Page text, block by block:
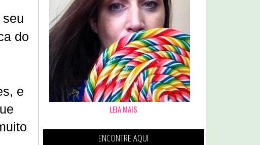
do
e
LEIA MAIS
ENCONTRE AQUI